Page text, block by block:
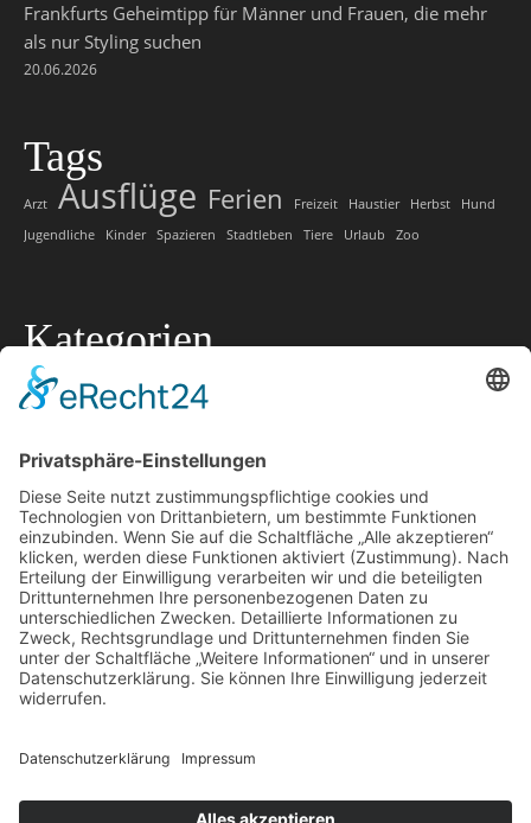
Frankfurts Geheimtipp für Männer und Frauen, die mehr
als nur Styling suchen
20.06.2026
Tags
Arzt Ausflüge Ferien Freizeit Haustier Herbst
Hund
Jugendliche
Kinder Spazieren Stadtleben Tiere Urlaub Zoo
Kategorien
Allgemein
Lokale Tipps
Marketing
Offtopic
Technik